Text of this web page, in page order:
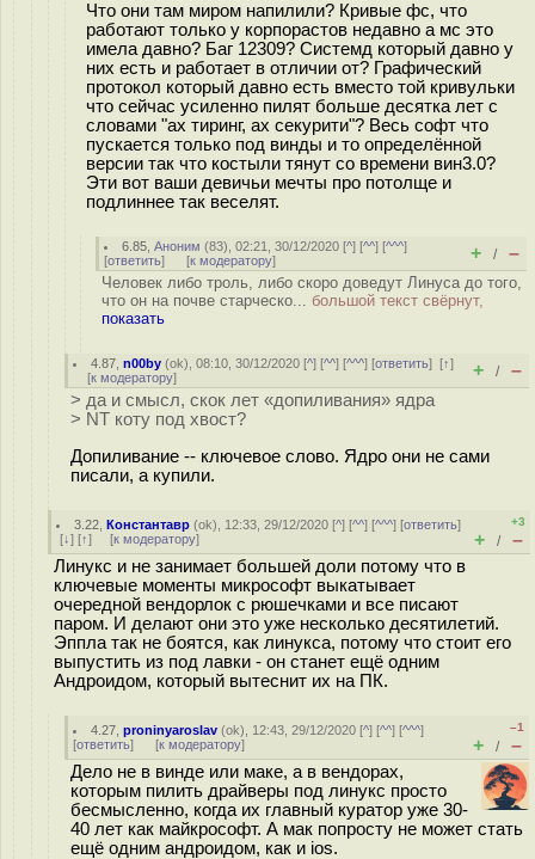
Что они там миром напилили? Кривые фс, что
работают только у корпорастов недавно а мс это
имела давно? Баг 12309? Системд который давно у
них есть и работает в отличии от? Графический
протокол который давно есть вместо той кривульки
что сейчас усиленно пилят больше десятка лет с
cловами "ах тиринг, ах секурити"? Весь софт что
пускается только под винды и то определённой
версии так что костыли тянут со времени вин3.0?
Эти вот ваши девичьи мечты про потолще и
подлиннее так веселят.
6.85 ,Аноним (83), 02:21, 30/12/2020 [^] [^^] [^^^]
[ответить] [к модератору] + / –
Человек либо троль, либо скоро доведут Линуса до того,
что он на почве старческо... большой текст свёрнут,
показать
4.87 ,n00by (ok), 08:10, 30/12/2020 [^] [^^] [^^^] [ответить][↑]
[к модератору] + / –
> да и смысл, скок лет «допиливания» ядра
> NT коту под хвост?
Допиливание -- ключевое слово. Ядро они не сами
писали, а купили.
3.22 ,Константавр (ok), 12:33, 29/12/2020 [^] [^^] [^^^] [ответить]
[↓] [↑] [к модератору]
+3
+ / –
Линукс и не занимает большей доли потому что в
ключевые моменты микрософт выкатывает
очередной вендорлок с рюшечками и все писают
паром. И делают они это уже несколько десятилетий.
Эппла так не боятся, как линукса, потому что стоит его
выпустить из под лавки - он станет ещё одним
Андроидом, который вытеснит их на ПК.
4.27 ,proninyaroslav (ok), 12:43, 29/12/2020 [^] [^^] [^^^]
[ответить] [к модератору]
–1
+ / –
Дело не в винде или маке, а в вендорах,
которым пилить драйверы под линукс просто
бесмысленно, когда их главный куратор уже 30-
40 лет как майкрософт. А мак попросту не может стать
ещё одним андроидом, как и ios.